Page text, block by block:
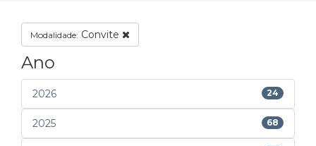
Modalidade: Convite
Ano
2026 24
2025 68